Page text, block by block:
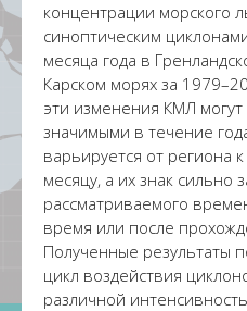
концентрации морского
синоптическим
месяца года в
Карском морях за
эти изменения КМЛ могут
значимыми в течение
варьируется от региона
месяцу, а их знак сильно
рассматриваемого
время или после
Полученные результаты
цикл воздействия
различной